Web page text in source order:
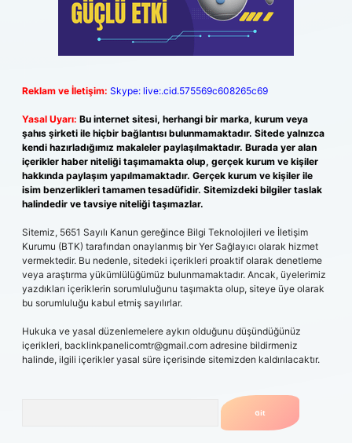
Reklam ve İletişim: Skype: live:.cid.575569c608265c69
Yasal Uyarı: Bu internet sitesi, herhangi bir marka, kurum veya
şahıs şirketi ile hiçbir bağlantısı bulunmamaktadır. Sitede yalnızca
kendi hazırladığımız makaleler paylaşılmaktadır. Burada yer alan
içerikler haber niteliği taşımamakta olup, gerçek kurum ve kişiler
hakkında paylaşım yapılmamaktadır. Gerçek kurum ve kişiler ile
isim benzerlikleri tamamen tesadüfidir. Sitemizdeki bilgiler taslak
halindedir ve tavsiye niteliği taşımazlar.
Sitemiz, 5651 Sayılı Kanun gereğince Bilgi Teknolojileri ve İletişim
Kurumu (BTK) tarafından onaylanmış bir Yer Sağlayıcı olarak hizmet
vermektedir. Bu nedenle, sitedeki içerikleri proaktif olarak denetleme
veya araştırma yükümlülüğümüz bulunmamaktadır. Ancak, üyelerimiz
yazdıkları içeriklerin sorumluluğunu taşımakta olup, siteye üye olarak
bu sorumluluğu kabul etmiş sayılırlar.
Hukuka ve yasal düzenlemelere aykırı olduğunu düşündüğünüz
içerikleri, backlinkpanelicomtr@gmail.com adresine bildirmeniz
halinde, ilgili içerikler yasal süre içerisinde sitemizden kaldırılacaktır.